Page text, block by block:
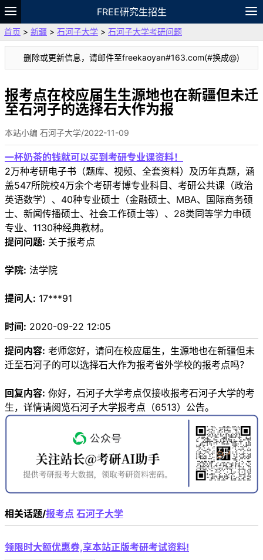
FREE研究生招生
题库
故事 专题 APP 笔记
VIP
资料
首页 > 新疆 > 石河子大学 > 石河子大学考研问题
删除或更新信息，请邮件至freekaoyan#163.com(#换成@)
报考点在校应届生生源地也在新疆但未迁
至石河子的选择石大作为报
本站小编 石河子大学/2022-11-09
一杯奶茶的钱就可以买到考研专业课资料！
2万种考研电子书（题库、视频、全套资料）及历年真题，涵
盖547所院校4万余个考研考博专业科目、考研公共课（政治
英语数学）、40种专业硕士（金融硕士、MBA、国际商务硕
士、新闻传播硕士、社会工作硕士等）、28类同等学力申硕
专业、1130种经典教材。
提问问题: 关于报考点
学院: 法学院
提问人: 17***91
时间: 2020-09-22 12:05
提问内容: 老师您好，请问在校应届生，生源地也在新疆但未
迁至石河子的可以选择石大作为报考省外学校的报考点吗？
回复内容: 你好，石河子大学考点仅接收报考石河子大学的考
生，详情请阅览石河子大学报考点（6513）公告。
相关话题/报考点 石河子大学
领限时大额优惠券,享本站正版考研考试资料!